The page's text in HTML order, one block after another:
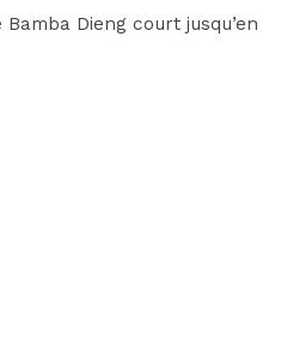
Dieng court jusqu’en